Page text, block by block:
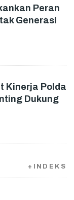
Peran
Generasi
Kinerja Polda
Dukung
+INDEKS